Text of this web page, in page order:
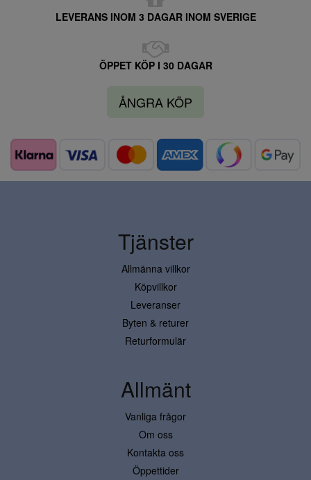
LEVERANS INOM 3 DAGAR INOM SVERIGE
ÖPPET KÖP I 30 DAGAR
ÅNGRA KÖP
Tjänster
Allmänna villkor
Köpvillkor
Leveranser
Byten & returer
Returformulär
Allmänt
Vanliga frågor
Om oss
Kontakta oss
Öppettider